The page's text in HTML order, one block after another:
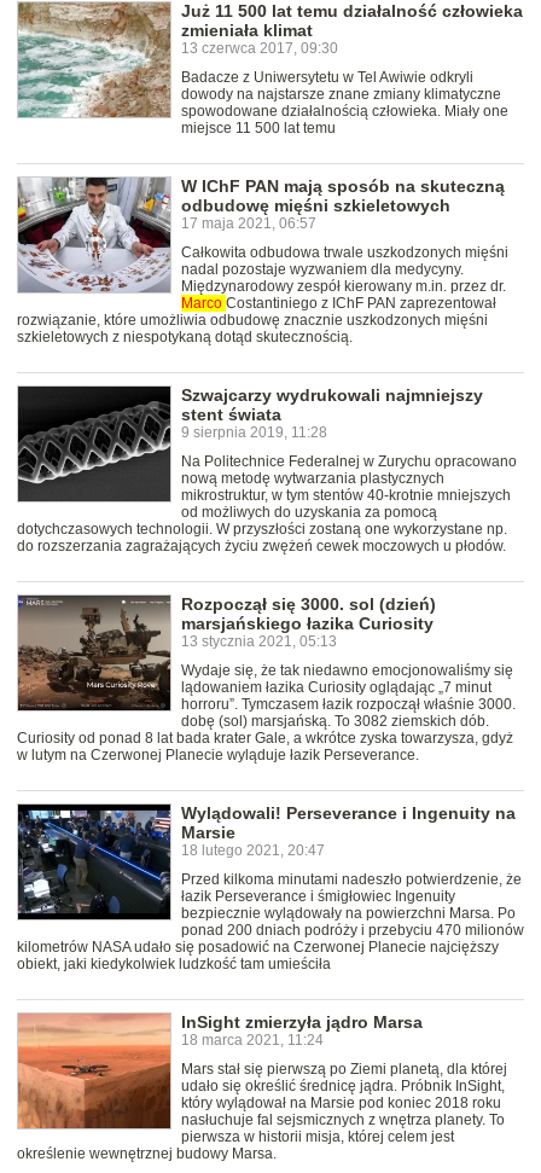
Już 11 500 lat temu działalność człowieka
zmieniała klimat
13 czerwca 2017, 09:30
Badacze z Uniwersytetu w Tel Awiwie odkryli
dowody na najstarsze znane zmiany klimatyczne
spowodowane działalnością człowieka. Miały one
miejsce 11 500 lat temu
W IChF PAN mają sposób na skuteczną
odbudowę mięśni szkieletowych
17 maja 2021, 06:57
Całkowita odbudowa trwale uszkodzonych mięśni
nadal pozostaje wyzwaniem dla medycyny.
Międzynarodowy zespół kierowany m.in. przez dr.
Marco Costantiniego z IChF PAN zaprezentował
rozwiązanie, które umożliwia odbudowę znacznie uszkodzonych mięśni
szkieletowych z niespotykaną dotąd skutecznością.
Szwajcarzy wydrukowali najmniejszy
stent świata
9 sierpnia 2019, 11:28
Na Politechnice Federalnej w Zurychu opracowano
nową metodę wytwarzania plastycznych
mikrostruktur, w tym stentów 40-krotnie mniejszych
od możliwych do uzyskania za pomocą
dotychczasowych technologii. W przyszłości zostaną one wykorzystane np.
do rozszerzania zagrażających życiu zwężeń cewek moczowych u płodów.
Rozpoczął się 3000. sol (dzień)
marsjańskiego łazika Curiosity
13 stycznia 2021, 05:13
Wydaje się, że tak niedawno emocjonowaliśmy się
lądowaniem łazika Curiosity oglądając „7 minut
horroru”. Tymczasem łazik rozpoczął właśnie 3000.
dobę (sol) marsjańską. To 3082 ziemskich dób.
Curiosity od ponad 8 lat bada krater Gale, a wkrótce zyska towarzysza, gdyż
w lutym na Czerwonej Planecie wyląduje łazik Perseverance.
Wylądowali! Perseverance i Ingenuity na
Marsie
18 lutego 2021, 20:47
Przed kilkoma minutami nadeszło potwierdzenie, że
łazik Perseverance i śmigłowiec Ingenuity
bezpiecznie wylądowały na powierzchni Marsa. Po
ponad 200 dniach podróży i przebyciu 470 milionów
kilometrów NASA udało się posadowić na Czerwonej Planecie najcięższy
obiekt, jaki kiedykolwiek ludzkość tam umieściła
InSight zmierzyła jądro Marsa
18 marca 2021, 11:24
Mars stał się pierwszą po Ziemi planetą, dla której
udało się określić średnicę jądra. Próbnik InSight,
który wylądował na Marsie pod koniec 2018 roku
nasłuchuje fal sejsmicznych z wnętrza planety. To
pierwsza w historii misja, której celem jest
określenie wewnętrznej budowy Marsa.